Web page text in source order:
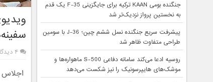
۴ دیدگاه
جنگنده بومی KAAN ترکیه برای جایگزینی F-35 یک قدم
به نخستین پرواز نزدیک‌تر شد
پیشرفت سریع جنگنده نسل ششم چین؛ J-36 با سومین
طراحی متفاوت ظاهر شد
روسیه ادعا می‌کند سامانه دفاعی S-500 ماهواره‌ها و
موشک‌های هایپرسونیک را نیز شکست می‌دهد